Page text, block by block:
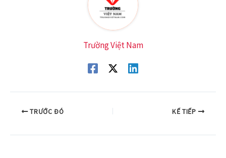
Trường Việt Nam
TRƯỚC ĐÓ KẾ TIẾP